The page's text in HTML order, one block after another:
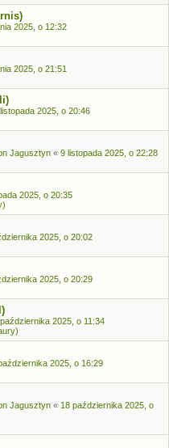
2025, o 12:32
2025, o 21:51
2025, o 20:46
Jagusztyn « 9 listopada 2025, o 22:28
2025, o 20:35
2025, o 20:02
2025, o 20:29
2025, o 11:34
2025, o 16:29
Jagusztyn « 18 października 2025, o